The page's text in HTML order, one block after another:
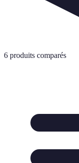
6 produits comparés